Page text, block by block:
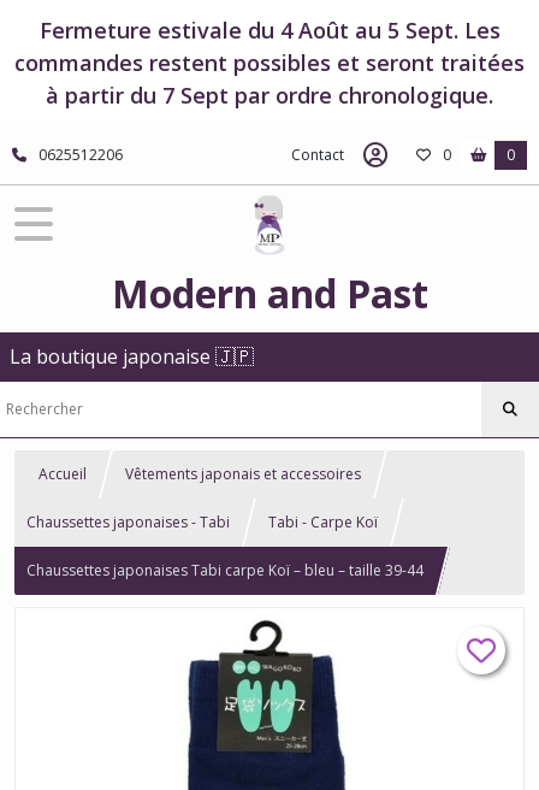
Fermeture estivale du 4 Août au 5 Sept. Les
commandes restent possibles et seront traitées
à partir du 7 Sept par ordre chronologique.
0625512206 Contact 0 0
Modern and Past
La boutique japonaise 🇯🇵
Accueil Vêtements japonais et accessoires
Chaussettes japonaises - Tabi Tabi - Carpe Koï
Chaussettes japonaises Tabi carpe Koï – bleu – taille 39-44